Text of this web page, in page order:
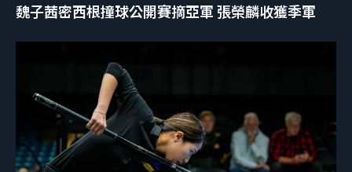
魏子茜密西根撞球公開賽摘亞軍 張榮麟收獲季軍